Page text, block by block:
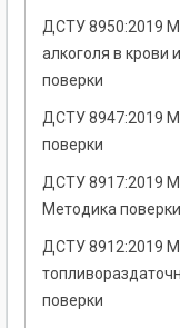
ДСТУ 8950:2019
алкоголя в
поверки
ДСТУ 8947:2019
поверки
ДСТУ 8917:2019
Методика поверки
ДСТУ 8912:2019
поверки